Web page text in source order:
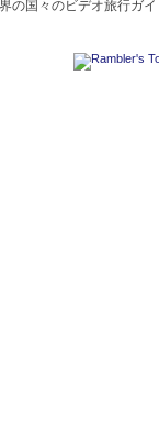
の国々のビデオ旅行ガ